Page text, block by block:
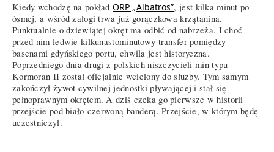
Kiedy wchodzę na pokładORP „Albatros”, jest kilka minut po
ósmej, a wśród załogi trwa już gorączkowa krzątanina.
Punktualnie o dziewiątej okręt ma odbić od nabrzeża. I choć
przed nim ledwie kilkunastominutowy transfer pomiędzy
basenami gdyńskiego portu, chwila jest historyczna.
Poprzedniego dnia drugi z polskich niszczycieli min typu
Kormoran II został oficjalnie wcielony do służby. Tym samym
zakończył żywot cywilnej jednostki pływającej i stał się
pełnoprawnym okrętem. A dziś czeka go pierwsze w historii
przejście pod biało-czerwoną banderą. Przejście, w którym będę
uczestniczył.